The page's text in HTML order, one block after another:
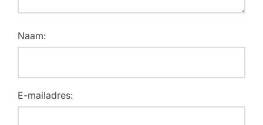
Naam:
E-mailadres: